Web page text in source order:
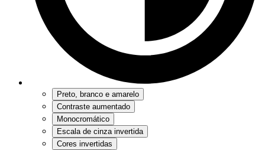
Preto, branco e amarelo
Contraste aumentado
Monocromático
Escala de cinza invertida
Cores invertidas